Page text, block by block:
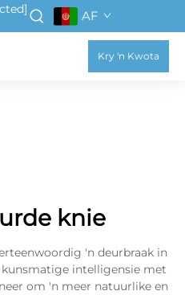
AF
Kry 'n Kwota
knie
'n deurbraak in
intelligensie met
om 'n meer natuurlike en